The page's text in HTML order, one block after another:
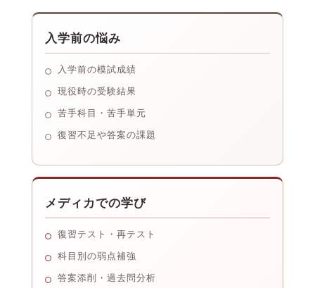
入学前の悩み
入学前の模試成績
現役時の受験結果
苦手科目・苦手単元
復習不足や答案の課題
メディカでの学び
復習テスト・再テスト
科目別の弱点補強
答案添削・過去問分析